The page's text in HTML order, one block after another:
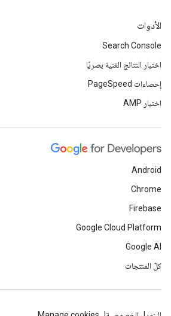
الأدوات
Search Console
اختبار النتائج الغنية بصريًا
إحصاءات PageSpeed
اختبار AMP
Android
Chrome
Firebase
Google Cloud Platform
Google AI
كلّ المنتجات